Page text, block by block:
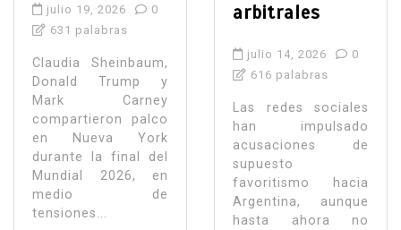
julio 19, 2026
0
631 palabras
Claudia Sheinbaum,
Donald Trump y
Mark Carney
compartieron palco
en Nueva York
durante la final del
Mundial 2026, en
medio de
tensiones...
arbitrales
julio 14, 2026
0
616 palabras
Las redes sociales
han impulsado
acusaciones de
supuesto
favoritismo hacia
Argentina, aunque
hasta ahora no